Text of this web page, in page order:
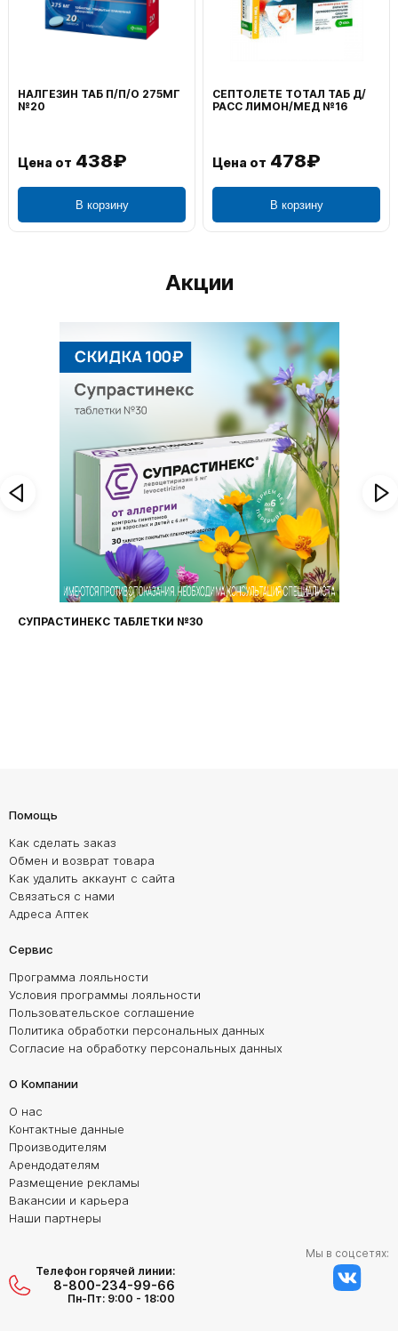
НАЛГЕЗИН ТАБ П/П/О 275МГ
№20
Цена от 438₽
В корзину
СЕПТОЛЕТЕ ТОТАЛ ТАБ Д/
РАСС ЛИМОН/МЕД №16
Цена от 478₽
В корзину
Акции
СУПРАСТИНЕКС ТАБЛЕТКИ №30
Помощь
Как сделать заказ
Обмен и возврат товара
Как удалить аккаунт с сайта
Связаться с нами
Адреса Аптек
Сервис
Программа лояльности
Условия программы лояльности
Пользовательское соглашение
Политика обработки персональных данных
Согласие на обработку персональных данных
О Компании
О нас
Контактные данные
Производителям
Арендодателям
Размещение рекламы
Вакансии и карьера
Наши партнеры
Телефон горячей линии:
8-800-234-99-66
Пн-Пт: 9:00 - 18:00
Мы в соцсетях: